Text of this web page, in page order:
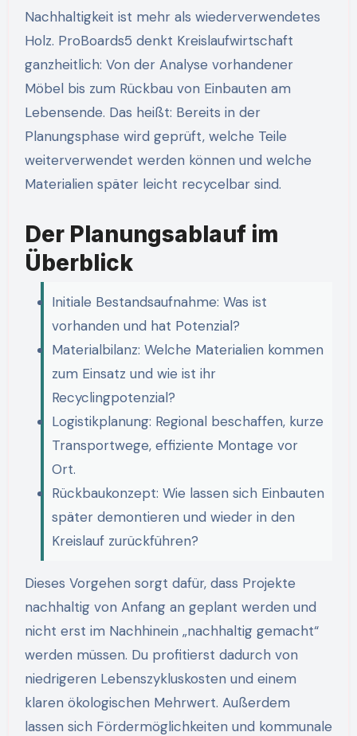
Nachhaltigkeit ist mehr als wiederverwendetes
Holz. ProBoards5 denkt Kreislaufwirtschaft
ganzheitlich: Von der Analyse vorhandener
Möbel bis zum Rückbau von Einbauten am
Lebensende. Das heißt: Bereits in der
Planungsphase wird geprüft, welche Teile
weiterverwendet werden können und welche
Materialien später leicht recycelbar sind.
Der Planungsablauf im
Überblick
Initiale Bestandsaufnahme: Was ist
vorhanden und hat Potenzial?
Materialbilanz: Welche Materialien kommen
zum Einsatz und wie ist ihr
Recyclingpotenzial?
Logistikplanung: Regional beschaffen, kurze
Transportwege, effiziente Montage vor
Ort.
Rückbaukonzept: Wie lassen sich Einbauten
später demontieren und wieder in den
Kreislauf zurückführen?
Dieses Vorgehen sorgt dafür, dass Projekte
nachhaltig von Anfang an geplant werden und
nicht erst im Nachhinein „nachhaltig gemacht“
werden müssen. Du profitierst dadurch von
niedrigeren Lebenszykluskosten und einem
klaren ökologischen Mehrwert. Außerdem
lassen sich Fördermöglichkeiten und kommunale